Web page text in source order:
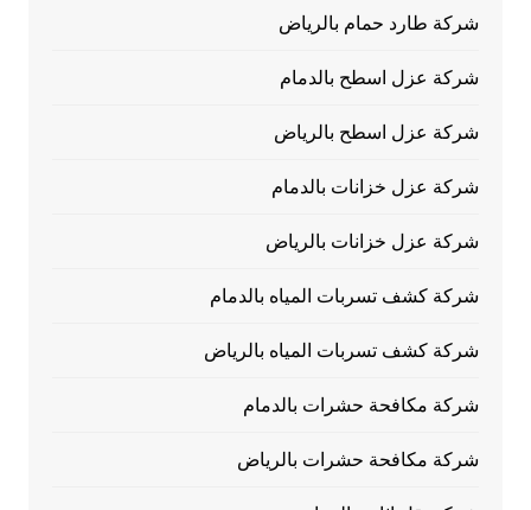
شركة طارد حمام بالرياض
شركة عزل اسطح بالدمام
شركة عزل اسطح بالرياض
شركة عزل خزانات بالدمام
شركة عزل خزانات بالرياض
شركة كشف تسربات المياه بالدمام
شركة كشف تسربات المياه بالرياض
شركة مكافحة حشرات بالدمام
شركة مكافحة حشرات بالرياض